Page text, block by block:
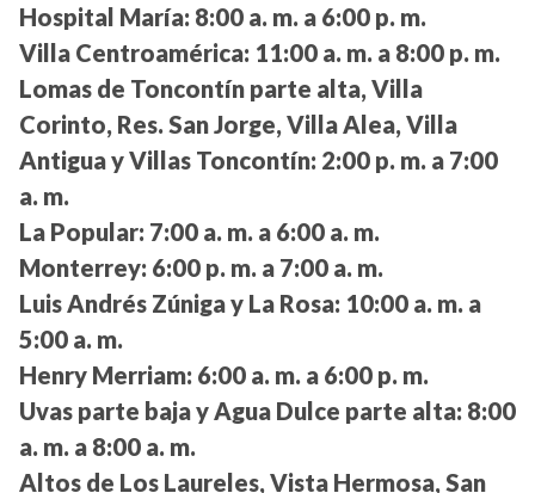
Hospital María: 8:00 a. m. a 6:00 p. m.
Villa Centroamérica: 11:00 a. m. a 8:00 p. m.
Lomas de Toncontín parte alta, Villa
Corinto, Res. San Jorge, Villa Alea, Villa
Antigua y Villas Toncontín: 2:00 p. m. a 7:00
a. m.
La Popular: 7:00 a. m. a 6:00 a. m.
Monterrey: 6:00 p. m. a 7:00 a. m.
Luis Andrés Zúniga y La Rosa: 10:00 a. m. a
5:00 a. m.
Henry Merriam: 6:00 a. m. a 6:00 p. m.
Uvas parte baja y Agua Dulce parte alta: 8:00
a. m. a 8:00 a. m.
Altos de Los Laureles, Vista Hermosa, San